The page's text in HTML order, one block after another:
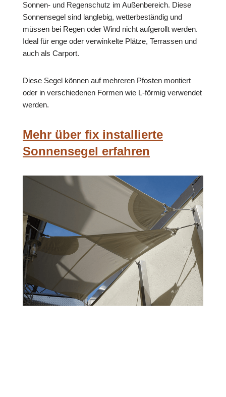
Sonnen- und Regenschutz im Außenbereich. Diese
Sonnensegel sind langlebig, wetterbeständig und
müssen bei Regen oder Wind nicht aufgerollt werden.
Ideal für enge oder verwinkelte Plätze, Terrassen und
auch als Carport.
Diese Segel können auf mehreren Pfosten montiert
oder in verschiedenen Formen wie L-förmig verwendet
werden.
Mehr über fix installierte
Sonnensegel erfahren